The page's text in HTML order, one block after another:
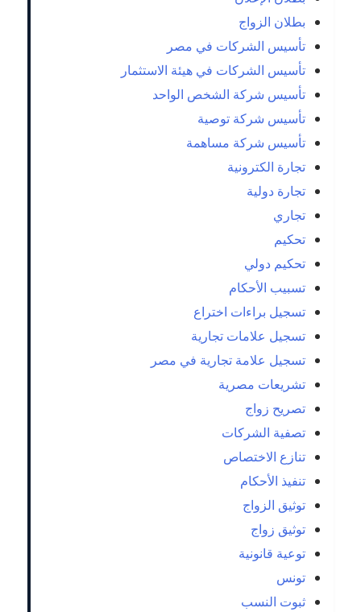
بطلان الزواج
تأسيس الشركات في مصر
تأسيس الشركات في هيئة الاستثمار
تأسيس شركة الشخص الواحد
تأسيس شركة توصية
تأسيس شركة مساهمة
تجارة الكترونية
تجارة دولية
تجاري
تحكيم
تحكيم دولي
تسبيب الأحكام
تسجيل براءات اختراع
تسجيل علامات تجارية
تسجيل علامة تجارية في مصر
تشريعات مصرية
تصريح زواج
تصفية الشركات
تنازع الاختصاص
تنفيذ الأحكام
توثيق الزواج
توثيق زواج
توعية قانونية
تونس
ثبوت النسب